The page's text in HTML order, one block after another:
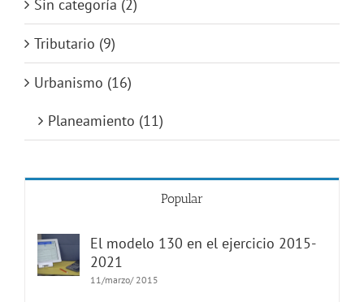
Sin categoría (2)
Tributario (9)
Urbanismo (16)
Planeamiento (11)
Popular
El modelo 130 en el ejercicio 2015-
2021
11/marzo/ 2015